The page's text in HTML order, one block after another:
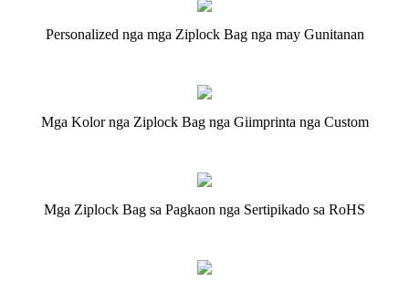
Personalized nga mga Ziplock Bag nga may Gunitanan
Mga Kolor nga Ziplock Bag nga Giimprinta nga Custom
Mga Ziplock Bag sa Pagkaon nga Sertipikado sa RoHS